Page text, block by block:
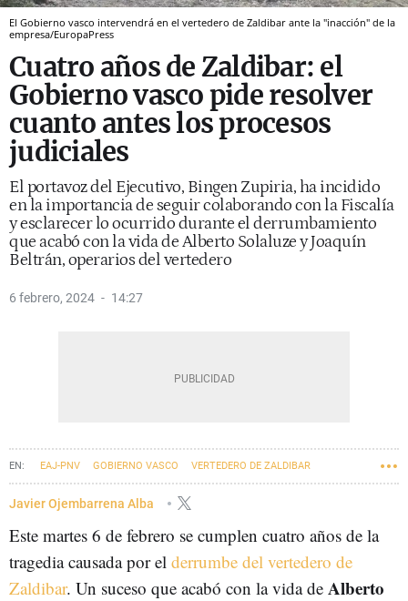
El Gobierno vasco intervendrá en el vertedero de Zaldibar ante la "inacción" de la
empresa/EuropaPress
Cuatro años de Zaldibar: el
Gobierno vasco pide resolver
cuanto antes los procesos
judiciales
El portavoz del Ejecutivo, Bingen Zupiria, ha incidido
en la importancia de seguir colaborando con la Fiscalía
y esclarecer lo ocurrido durante el derrumbamiento
que acabó con la vida de Alberto Solaluze y Joaquín
Beltrán, operarios del vertedero
6 febrero, 2024 14:27
EAJ-PNV GOBIERNO VASCO VERTEDERO DE ZALDIBAR
BINGEN ZUPIRIA EUSKADI
Javier Ojembarrena Alba
Este martes 6 de febrero se cumplen cuatro años de la
tragedia causada por el derrumbe del vertedero de
Zaldibar. Un suceso que acabó con la vida de Alberto